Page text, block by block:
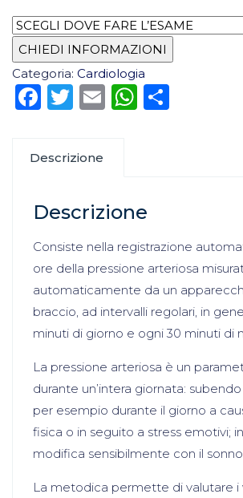
Categoria: Cardiologia
Facebook
Twitter
Email
Descrizione
Descrizione
Consiste nella registrazione
ore della pressione arteriosa
automaticamente da un
braccio, ad intervalli regolari, in
minuti di giorno e ogni 30 minuti di
La pressione arteriosa è un
durante un’intera giornata:
per esempio durante il giorno a
fisica o in seguito a stress emotivi;
modifica sensibilmente con il sonno.
La metodica permette di valutare i